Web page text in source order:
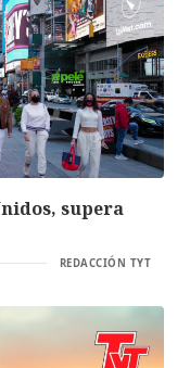
supera
REDACCIÓN TYT